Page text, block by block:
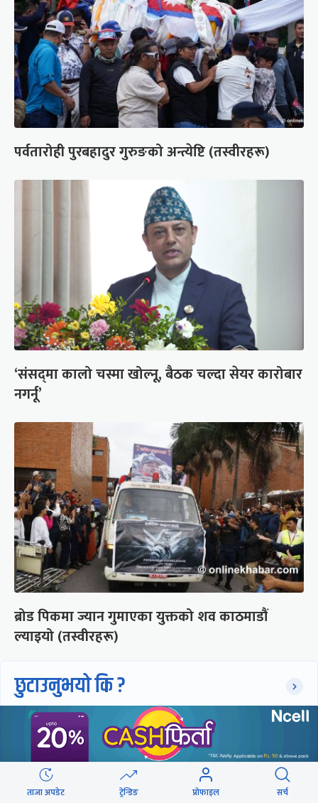
पर्वतारोही पुरबहादुर गुरुङको अन्त्येष्टि (तस्वीरहरू)
‘संसद्‍मा कालो चस्मा खोल्नू, बैठक चल्दा सेयर कारोबार
नगर्नू’
ब्रोड पिकमा ज्यान गुमाएका युक्तको शव काठमाडौं
ल्याइयो (तस्वीरहरू)
छुटाउनुभयो कि ?
संसद्लाई टेर्दैनन् प्रधानमन्त्री, लाचार
छन् सभामुख
‘अस्थायी प्रकृतिको अध्यादेशले ऐनको
ताजा अपडेट ट्रेन्डिङ प्रोफाइल सर्च